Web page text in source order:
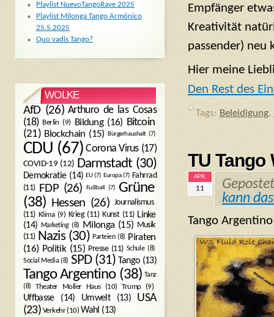
Empfänger
Kreativität
passender) neu
Hier meine
Den Rest des
Tags: Beleidigung,
TU Tango
APR.
11
kann
Tango
Playlist NuevoTangoRave 2025
Playlist Milonga Tango Armónico
25.5.2025
Quo vadis Tango?
WOLKE
AfD(26) Arthuro de las Cosas
(18) Berlin (9) Bildung(16) Bitcoin
(21) Blockchain (15) Bürgerhaushalt (7)
CDU (67) Corona Virus(17)
COVID-19 (12) Darmstadt (30)
Demokratie(14) EU(7) Europa(7) Fahrrad
(11)
FDP(26) Fußball (7)
Grüne
(38) Hessen (26) Journalismus
(11) Klima(9) Krieg(11) Kunst(11) Linke
(14) Marketing(8) Milonga(15) Musik
(11) Nazis(30) Parteien(8) Piraten
(16) Politik(15) Presse(11) Schule(8)
Social Media (8) SPD(31) Tango(13)
Tango Argentino(38) Tanz
(8)
Theater Moller Haus(10) Trump(9)
Uffbasse(14) Umwelt(13)
USA
(23) Verkehr(10) Wahl (13)